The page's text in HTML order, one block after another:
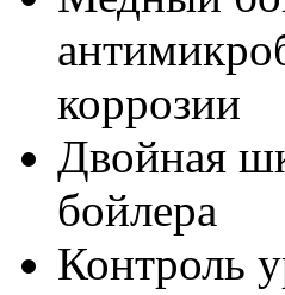
коррозии
Двойная
бойлера
Контроль